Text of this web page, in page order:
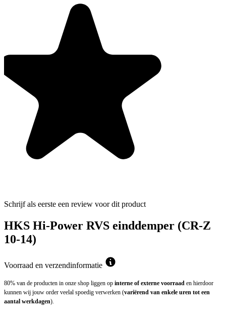
Schrijf als eerste een review voor dit product
HKS Hi-Power RVS einddemper (CR-Z
10-14)
Voorraad en verzendinformatie
80% van de producten in onze shop liggen op interne of externe voorraad en hierdoor
kunnen wij jouw order veelal spoedig verwerken (variërend van enkele uren tot een
aantal werkdagen).